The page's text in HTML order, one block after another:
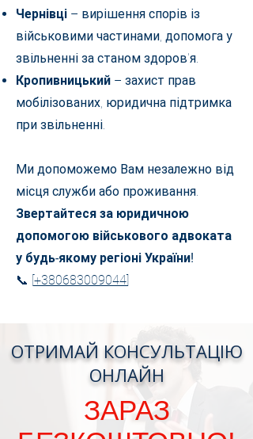
Чернівці – вирішення спорів із
військовими частинами, допомога у
звільненні за станом здоров'я.
Кропивницький – захист прав
мобілізованих, юридична підтримка
при звільненні.
Ми допоможемо Вам незалежно від
місця служби або проживання.
Звертайтеся за юридичною
допомогою військового адвоката
у будь-якому регіоні України!
📞 [+380683009044]
ОТРИМАЙ КОНСУЛЬТАЦІЮ
ОНЛАЙН
ЗАРАЗ